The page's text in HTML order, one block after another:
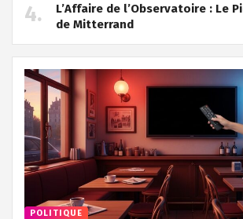
L’Affaire de l’Observatoire : Le
de Mitterrand
POLITIQUE